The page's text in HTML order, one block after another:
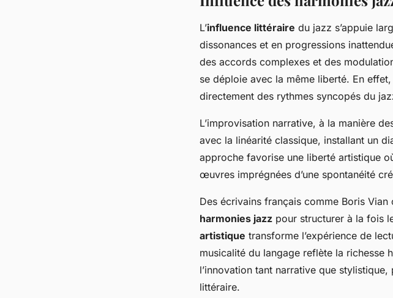
L’influence littéraire du jazz s’appuie
dissonances et en progressions
des accords complexes et des
se déploie avec la même liberté. En
directement des rythmes syncopés du
L’improvisation narrative, à la manière
avec la linéarité classique, installant un
approche favorise une liberté artistique
œuvres imprégnées d’une spontanéité
Des écrivains français comme Boris
harmonies jazz pour structurer à la fois
artistique transforme l’expérience de
musicalité du langage reflète la richesse
l’innovation tant narrative que
littéraire.